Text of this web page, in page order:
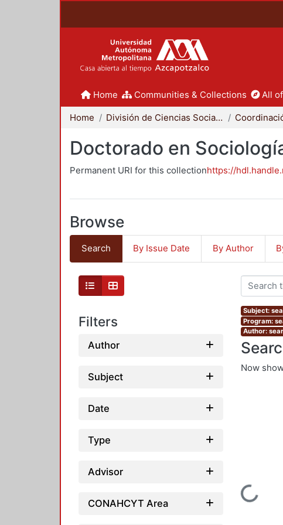
Home Communities & Collections All
Home División de Ciencias Sociales y Humanidades
Doctorado en
Permanent URI for this collectionhttps://
Browse
Search By Issue Date By Author
Filters
Author
Subject
Date
Type
Advisor
CONAHCYT Area
Subject:
Program:
Author:
Now
Loading...